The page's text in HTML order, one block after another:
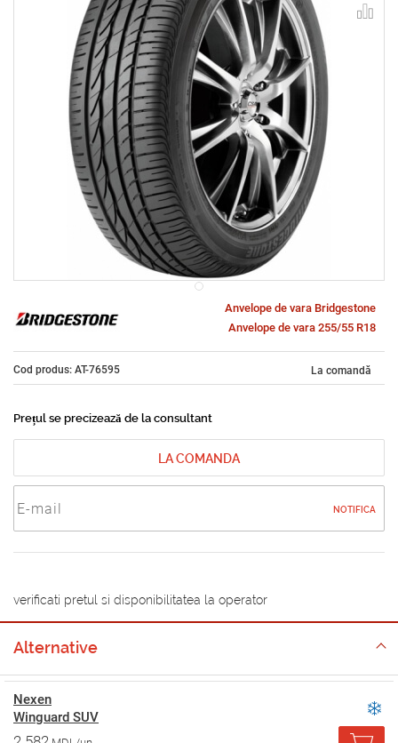
Anvelope de vara Bridgestone
Anvelope de vara 255/55 R18
Cod produs: AT-76595 La comandă
Prețul se precizează de la consultant
LA COMANDA
NOTIFICA
verificati pretul si disponibilitatea la operator
Alternative
Nexen
Winguard SUV